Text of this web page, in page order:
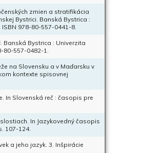
zmien a stratifikácia
Bystrici. Banská Bystrica :
978-80-557-0441-8.
Banská Bystrica : Univerzita
80-557-0482-1.
na Slovensku a v Maďarsku v
kontexte spisovnej
In Slovenská reč : časopis pre
In Jazykovedný časopis
107-124.
a jeho jazyk. 3. Inšpirácie